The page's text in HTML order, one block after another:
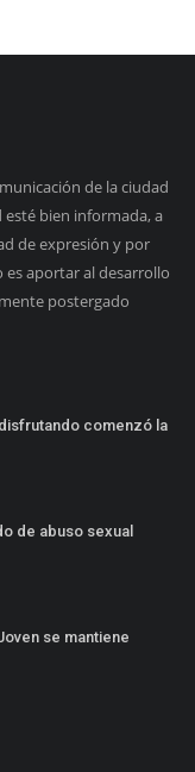
de la ciudad
bien informada, a
de expresión y por
aportar al desarrollo
postergado
comenzó la
de abuso sexual
se mantiene